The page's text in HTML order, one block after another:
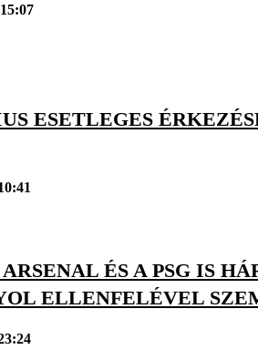
ESETLEGES
ÉS A PSG IS
ELLENFELÉVEL